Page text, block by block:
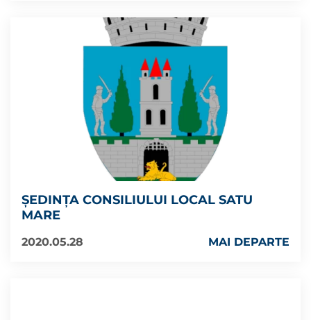
ȘEDINȚA CONSILIULUI LOCAL SATU
MARE
2020.05.28 MAI DEPARTE